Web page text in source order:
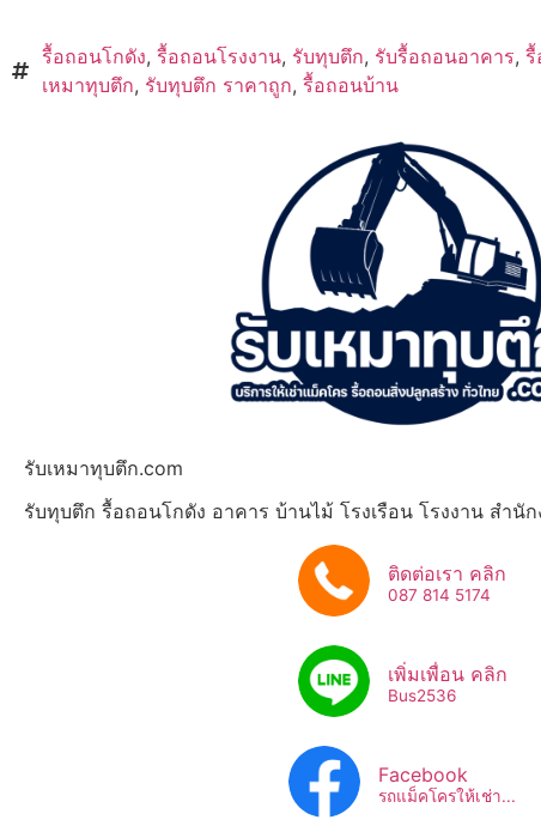
รื้อถอนโกดัง, รื้อถอนโรงงาน, รับทุบตึก, รับรื้อถอนอาคาร, รื้
เหมาทุบตึก, รับทุบตึก ราคาถูก, รื้อถอนบ้าน
รับเหมาทุบตึก.com
รับทุบตึก รื้อถอนโกดัง อาคาร บ้านไม้ โรงเรือน โรงงาน สำนั
ติดต่อเรา คลิก
087 814 5174
เพิ่มเพื่อน คลิก
Bus2536​
Facebook
รถแม็คโครให้เช่า...